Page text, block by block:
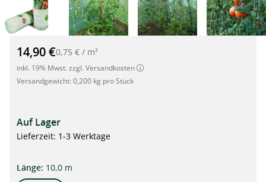
Ranknetz, Tomatennetz, Gurken Rankhilfe, 2 x 10m, (15 x
14,90 €0,75 € / m²
inkl. 19% Mwst. zzgl. Versandkosten
Versandgewicht: 0,200 kg pro Stück
Auf Lager
Lieferzeit: 1-3 Werktage
Längeauswählen
: 10,0 m